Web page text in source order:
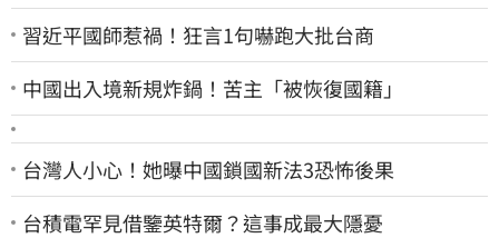
習近平國師惹禍！狂言1句嚇跑大批台商
中國出入境新規炸鍋！苦主「被恢復國籍」
台灣人小心！她曝中國鎖國新法3恐怖後果
台積電罕見借鑒英特爾？這事成最大隱憂